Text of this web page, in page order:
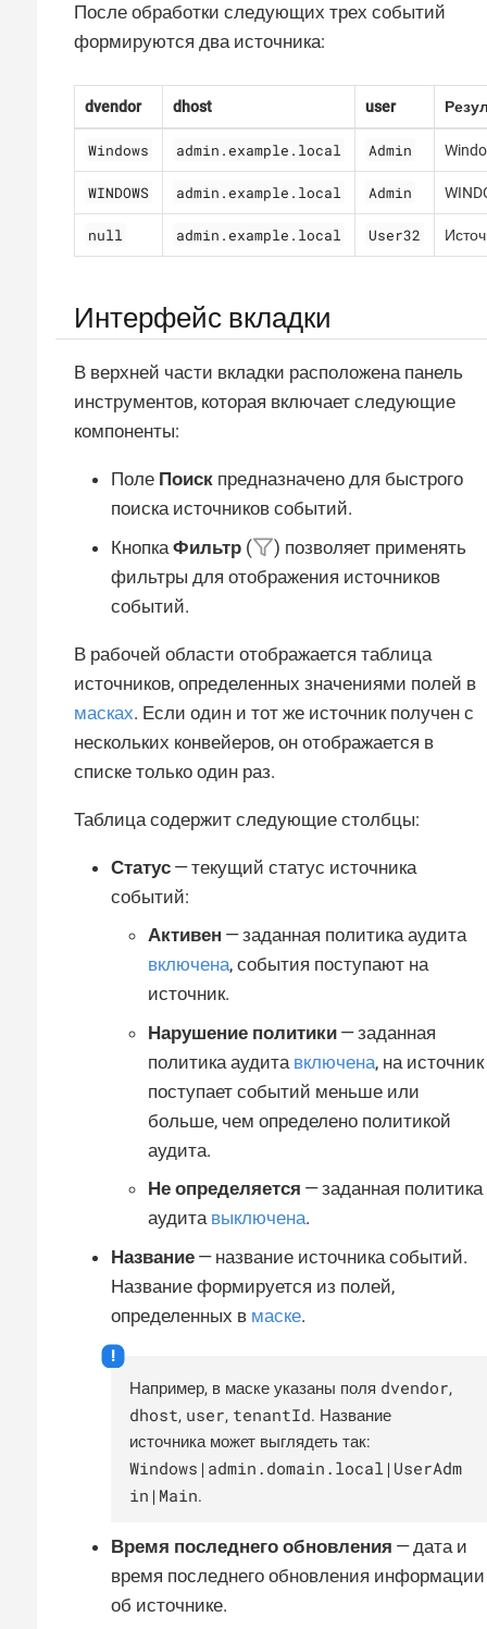
После обработки следующих трех событий
формируются два источника:
dvendor dhost user
Windows admin.example.local Admin
WINDOWS admin.example.local Admin
null admin.example.local User32
Интерфейс вкладки
В верхней части вкладки расположена панель
инструментов, которая включает следующие
компоненты:
Поле Поиск предназначено для быстрого
поиска источников событий.
Кнопка Фильтр (
) позволяет применять
фильтры для отображения источников
событий.
В рабочей области отображается таблица
источников, определенных значениями полей в
масках. Если один и тот же источник получен с
нескольких конвейеров, он отображается в
списке только один раз.
Таблица содержит следующие столбцы:
Статус — текущий статус источника
событий:
Активен — заданная политика аудита
включена, события поступают на
источник.
Нарушение политики — заданная
политика аудита включена, на источник
поступает событий меньше или
больше, чем определено политикой
аудита.
Не определяется — заданная политика
аудита выключена.
Название — название источника событий.
Название формируется из полей,
определенных в маске.
Например, в маске указаны поля dvendor,
dhost, user, tenantId. Название
источника может выглядеть так:
Windows|admin.domain.local|UserAdm
in|Main.
Время последнего обновления — дата и
время последнего обновления информации
об источнике.